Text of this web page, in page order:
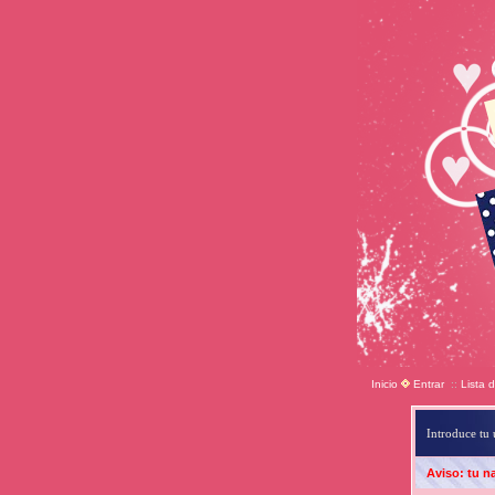
Inicio Entrar :: Lista
Introduce tu
Aviso: tu